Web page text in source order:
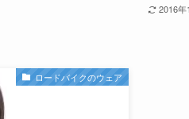
2016年
ロードバイクのウェア